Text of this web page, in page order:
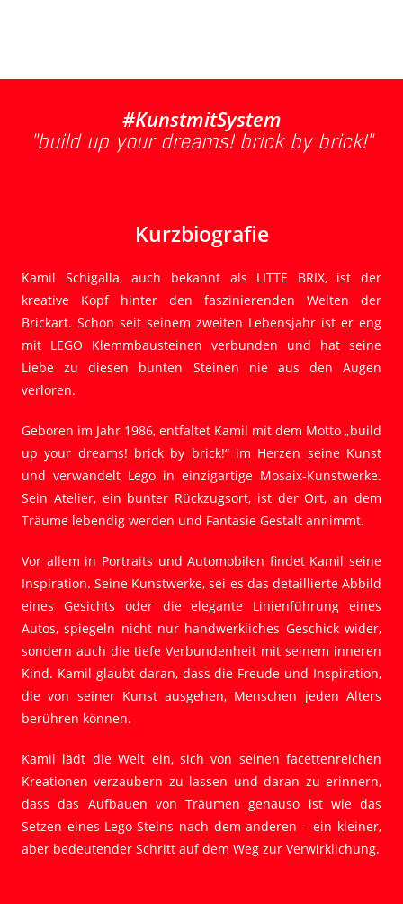
#KunstmitSystem
"build up your dreams! brick by brick!"
Kurzbiografie
Kamil Schigalla, auch bekannt als LITTE BRIX, ist der
kreative Kopf hinter den faszinierenden Welten der
Brickart. Schon seit seinem zweiten Lebensjahr ist er eng
mit LEGO Klemmbausteinen verbunden und hat seine
Liebe zu diesen bunten Steinen nie aus den Augen
verloren.
Geboren im Jahr 1986, entfaltet Kamil mit dem Motto „build
up your dreams! brick by brick!“ im Herzen seine Kunst
und verwandelt Lego in einzigartige Mosaix-Kunstwerke.
Sein Atelier, ein bunter Rückzugsort, ist der Ort, an dem
Träume lebendig werden und Fantasie Gestalt annimmt.
Vor allem in Portraits und Automobilen findet Kamil seine
Inspiration. Seine Kunstwerke, sei es das detaillierte Abbild
eines Gesichts oder die elegante Linienführung eines
Autos, spiegeln nicht nur handwerkliches Geschick wider,
sondern auch die tiefe Verbundenheit mit seinem inneren
Kind. Kamil glaubt daran, dass die Freude und Inspiration,
die von seiner Kunst ausgehen, Menschen jeden Alters
berühren können.
Kamil lädt die Welt ein, sich von seinen facettenreichen
Kreationen verzaubern zu lassen und daran zu erinnern,
dass das Aufbauen von Träumen genauso ist wie das
Setzen eines Lego-Steins nach dem anderen – ein kleiner,
aber bedeutender Schritt auf dem Weg zur Verwirklichung.